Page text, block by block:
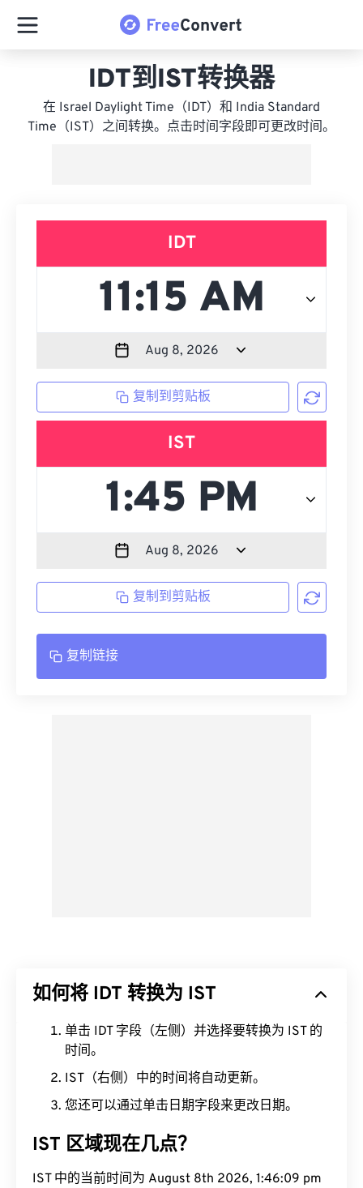
IDT到IST转换器
在 Israel Daylight Time（IDT）和 India Standard
Time（IST）之间转换。点击时间字段即可更改时间。
IDT
复制到剪贴板
IST
复制到剪贴板
复制链接
如何将 IDT 转换为 IST
单击 IDT 字段（左侧）并选择要转换为 IST 的
时间。
IST（右侧）中的时间将自动更新。
您还可以通过单击日期字段来更改日期。
IST 区域现在几点？
IST 中的当前时间为 August 8th 2026, 1:46:10 pm